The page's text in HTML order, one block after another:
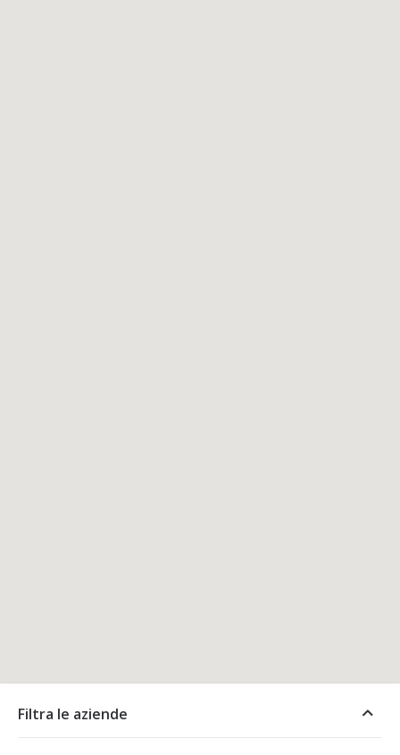
Filtra le aziende